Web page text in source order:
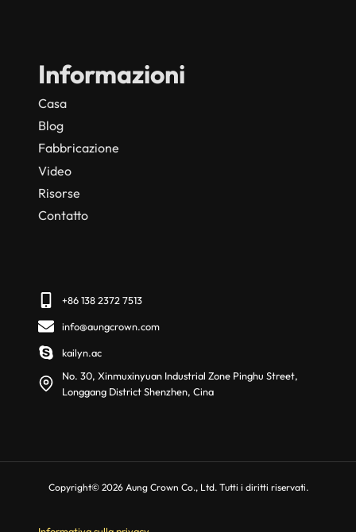
Informazioni
Casa
Blog
Fabbricazione
Video
Risorse
Contatto
+86 138 2372 7513
info@aungcrown.com
kailyn.ac
No. 30, Xinmuxinyuan Industrial Zone Pinghu Street,
Longgang District Shenzhen, Cina
Copyright© 2026 Aung Crown Co., Ltd. Tutti i diritti riservati.